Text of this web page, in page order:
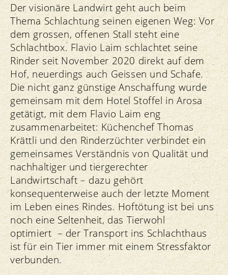
Der visionäre Landwirt geht auch beim
Thema Schlachtung seinen eigenen Weg: Vor
dem grossen, offenen Stall steht eine
Schlachtbox. Flavio Laim schlachtet seine
Rinder seit November 2020 direkt auf dem
Hof, neuerdings auch Geissen und Schafe.
Die nicht ganz günstige Anschaffung wurde
gemeinsam mit dem Hotel Stoffel in Arosa
getätigt, mit dem Flavio Laim eng
zusammenarbeitet: Küchenchef Thomas
Krättli und den Rinderzüchter verbindet ein
gemeinsames Verständnis von Qualität und
nachhaltiger und tiergerechter
Landwirtschaft – dazu gehört
konsequenterweise auch der letzte Moment
im Leben eines Rindes. Hoftötung ist bei uns
noch eine Seltenheit, das Tierwohl
optimiert – der Transport ins Schlachthaus
ist für ein Tier immer mit einem Stressfaktor
verbunden.